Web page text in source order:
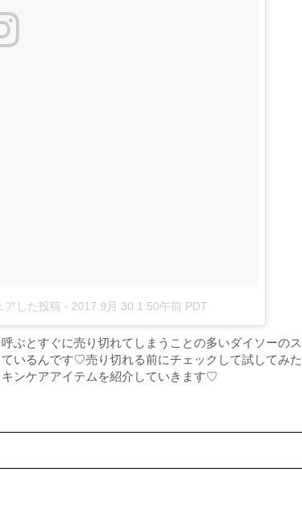
した投稿 - 2017 9月 30 1:50午前 PDT
ぶとすぐに売り切れてしまうことの多いダイソーのス
いるんです♡売り切れる前にチェックして試してみた
ンケアアイテムを紹介していきます♡